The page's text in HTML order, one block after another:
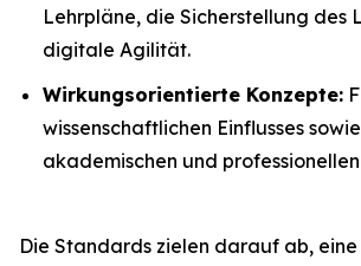
Lehrpläne, die Sicherstellung des
digitale Agilität.
Wirkungsorientierte Konzepte:
wissenschaftlichen Einflusses
akademischen und
Die Standards zielen darauf ab, eine